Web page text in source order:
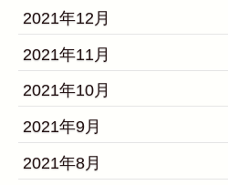
2021年12月
2021年11月
2021年10月
2021年9月
2021年8月